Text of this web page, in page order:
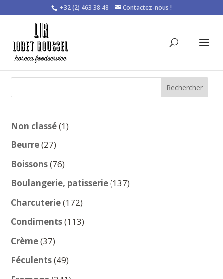
+32 (2) 463 38 48 Contactez-nous !
Rechercher
Non classé 11
Beurre 2727
produits
Boissons 7676
produits
Boulangerie, patisserie 137137
Charcuterie 172172
produits
Condiments 113113
Crème 3737
produits
Féculents 4949
produits